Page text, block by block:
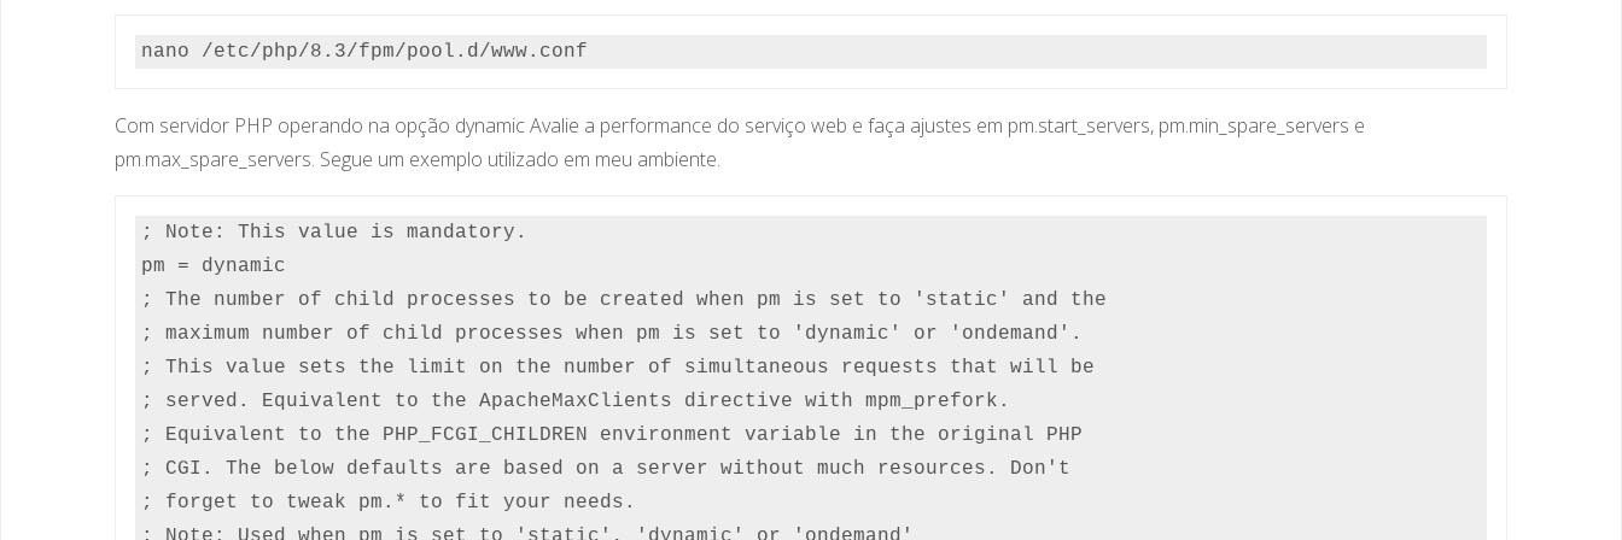
nano /etc/php/8.3/fpm/pool.d/www.conf
Com servidor PHP operando na opção dynamic Avalie a performance do serviço web e faça ajustes em pm.start_servers, pm.min_spare_servers e
pm.max_spare_servers. Segue um exemplo utilizado em meu ambiente.
; Note: This value is mandatory.
pm = dynamic
; The number of child processes to be created when pm is set to 'static' and the
; maximum number of child processes when pm is set to 'dynamic' or 'ondemand'.
; This value sets the limit on the number of simultaneous requests that will be
; served. Equivalent to the ApacheMaxClients directive with mpm_prefork.
; Equivalent to the PHP_FCGI_CHILDREN environment variable in the original PHP
; CGI. The below defaults are based on a server without much resources. Don't
; forget to tweak pm.* to fit your needs.